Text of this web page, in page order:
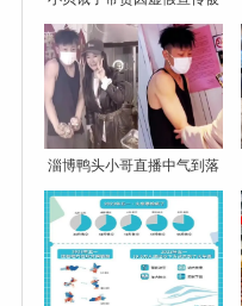
罚
淄博鸭头小哥直播中气到落
泪